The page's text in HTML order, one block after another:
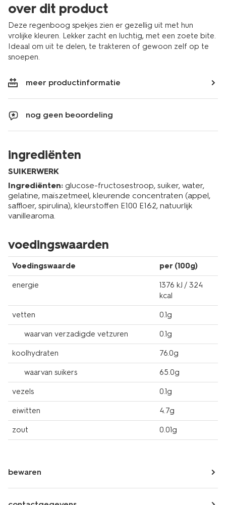
over dit product
Deze regenboog spekjes zien er gezellig uit met hun
vrolijke kleuren. Lekker zacht en luchtig, met een zoete bite.
Ideaal om uit te delen, te trakteren of gewoon zelf op te
snoepen.
meer productinformatie
nog geen beoordeling
ingrediënten
SUIKERWERK
Ingrediënten: glucose-fructosestroop, suiker, water,
gelatine, maïszetmeel, kleurende concentraten (appel,
saffloer, spirulina), kleurstoffen E100 E162, natuurlijk
vanillearoma.
voedingswaarden
Voedingswaarde per (100g)
energie
1376 kJ / 324
kcal
vetten 0.1g
waarvan verzadigde vetzuren 0.1g
koolhydraten 76.0g
waarvan suikers 65.0g
vezels 0.1g
eiwitten 4.7g
zout 0.01g
bewaren